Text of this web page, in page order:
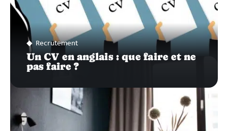
Recrutement
Un CV en anglais : que faire et ne
pas faire ?